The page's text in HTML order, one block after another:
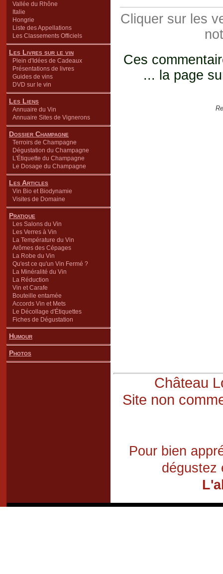
Vallée du Rhône
Italie
Hongrie
Liste des Appellations
Les Classements Officiels
Les Livres sur le vin
Plein d'Idées de Cadeaux
Présentations de livres
Guides de vins
DVD sur le vin
Les Liens
Annuaire du Vin
Annuaire Sites de Vignerons
Dossier Champagne
Terroirs de Champagne
Dégustation du Champagne
L'Étiquette du Champagne
Le Dosage du Champagne
Les Articles
Vin Bio et Biodynamie
Visites de Domaine
Pratique
Les Salons du Vin
Les Verres à Vin
La Température du Vin
Arômes des Cépages
La Robe du Vin
Qu'est ce qu'un Vin Fermé ?
La Minéralité du Vin
La Réduction
Vin et Carafe
Bouteille entamée
Accords Vin et Mets
Le Décollage d'Étiquettes
Fiches de Dégustation
Humour
Photos
Cliquer sur les
Ces
... la page
Château
Site non
Pour bien
dégustez